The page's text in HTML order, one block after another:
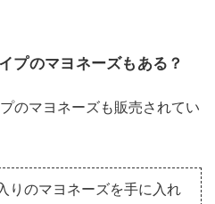
プのマヨネーズもある？
のマヨネーズも販売されてい
りのマヨネーズを手に入れ